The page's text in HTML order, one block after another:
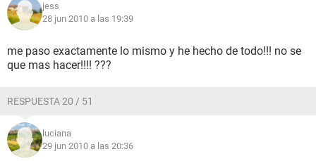
jess
28 jun 2010 a las 19:39
me paso exactamente lo mismo y he hecho de todo!!! no se
que mas hacer!!!! ???
RESPUESTA 20 / 51
luciana
29 jun 2010 a las 20:36